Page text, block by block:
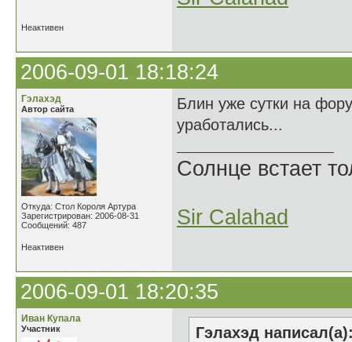
Неактивен
2006-09-01 18:18:24
Гэлахэд
Автор сайта
Откуда: Стол Короля Артура
Зарегистрирован: 2006-08-31
Сообщений: 487
Блин уже сутки на
уработались...
Солнце встает
Sir Calahad
Неактивен
2006-09-01 18:20:35
Иван Купала
Участник
Гэлахэд